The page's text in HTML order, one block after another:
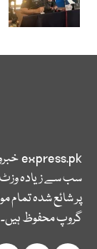
express.pk
سب سے زیادہ
پر شائع شدہ
گروپ محفوظ ہیں۔